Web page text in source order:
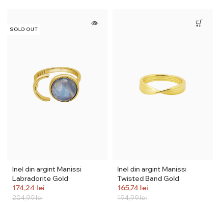
SOLD OUT
Inel din argint Manissi
Labradorite Gold
204,99lei
174,24 lei
Inel din argint Manissi
Twisted Band Gold
194,99lei
165,74 lei